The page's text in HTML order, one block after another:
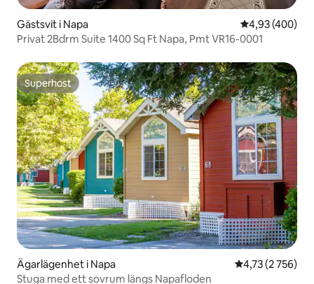
Gästsvit i Napa 4,93 av 5 i
4,93 (400)
Privat 2Bdrm Suite 1400 Sq Ft Napa, Pmt VR16-0001
Superhost
Superhost
Ägarlägenhet i Napa 4,73 av 5 i
4,73 (2 756)
Stuga med ett sovrum längs Napafloden